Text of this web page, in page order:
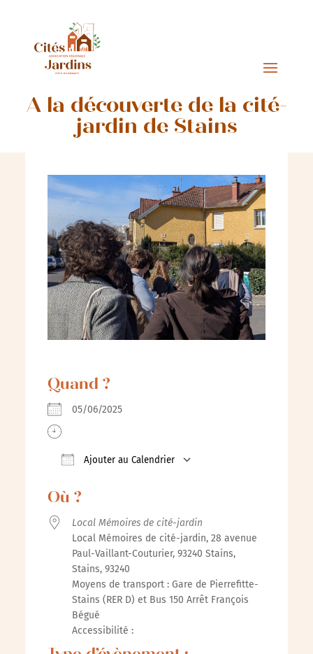
A la découverte de la cité-
jardin de Stains
Quand ?
05/06/2025
Ajouter au Calendrier
Où ?
Local Mémoires de cité-jardin
Local Mémoires de cité-jardin, 28 avenue
Paul-Vaillant-Couturier, 93240 Stains,
Stains, 93240
Moyens de transport : Gare de Pierrefitte-
Stains (RER D) et Bus 150 Arrêt François
Bégué
Accessibilité :